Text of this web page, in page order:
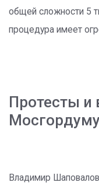
общей сложности 5
процедура имеет
Протесты
Мосгордуму
Владимир